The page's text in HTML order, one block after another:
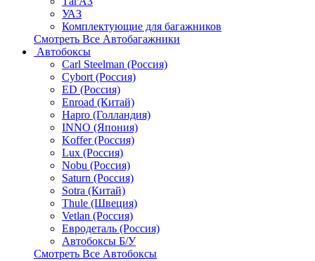
УАЗ
Комплектующие для багажников
Смотреть Все Автобагажники
Автобоксы
Carl Steelman (Россия)
Cybort (Россия)
ED (Россия)
Enroad (Китай)
Hapro (Голландия)
INNO (Япония)
Koffer (Россия)
Lux (Россия)
Nobu (Россия)
Saturn (Россия)
Sotra (Китай)
Thule (Швеция)
Vetlan (Россия)
Евродеталь (Россия)
Автобоксы Б/У
Смотреть Все Автобоксы